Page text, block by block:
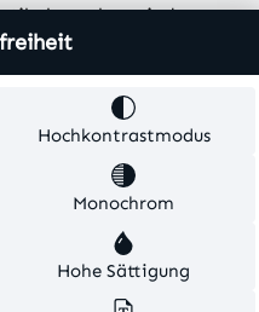
sind
ohne Gewähr.
vorbehalten. Theme by
Hochkontrastmodus
Monochrom
Hohe Sättigung